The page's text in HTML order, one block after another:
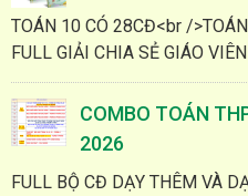
TOÁN 10 CÓ 28CĐ<br /
FULL GIẢI CHIA SẺ GIÁO
COMBO TOÁN
2026
FULL BỘ CĐ DẠY THÊM VÀ